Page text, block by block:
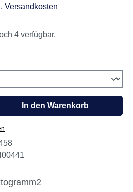
Versandkosten
4 verfügbar.
den gewünschten
In den Warenkorb